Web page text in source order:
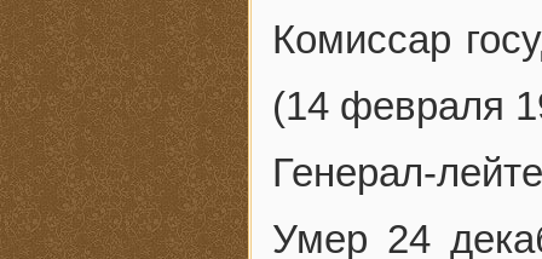
Комиссар
(14 февраля
Генерал-
Умер 24